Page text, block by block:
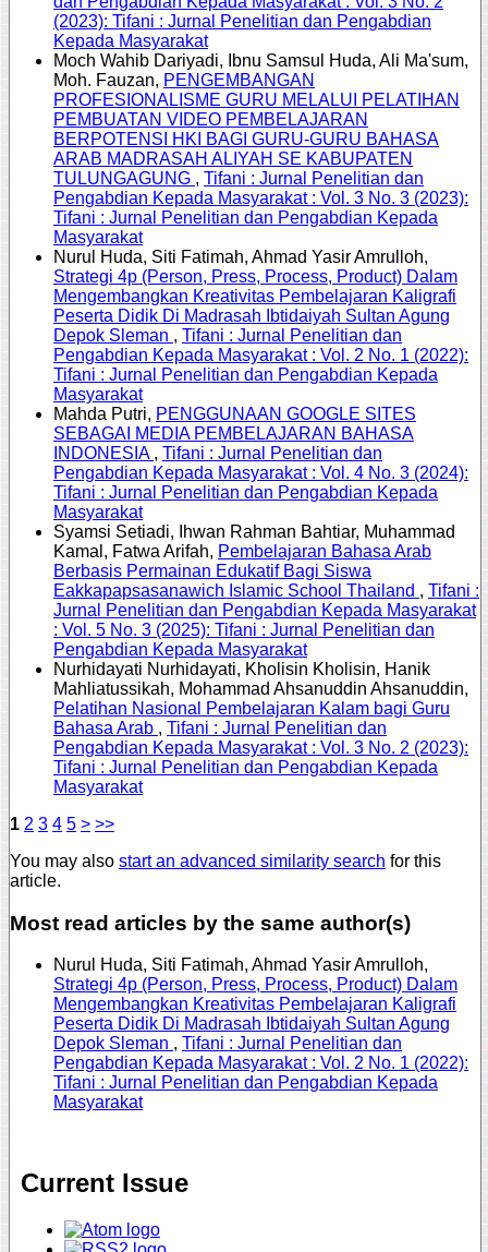
(2023): Tifani : Jurnal Penelitian dan Pengabdian
Kepada Masyarakat
Moch Wahib Dariyadi, Ibnu Samsul Huda, Ali Ma'sum,
Moh. Fauzan, PENGEMBANGAN
PROFESIONALISME GURU MELALUI PELATIHAN
PEMBUATAN VIDEO PEMBELAJARAN
BERPOTENSI HKI BAGI GURU-GURU BAHASA
ARAB MADRASAH ALIYAH SE KABUPATEN
TULUNGAGUNG , Tifani : Jurnal Penelitian dan
Pengabdian Kepada Masyarakat : Vol. 3 No. 3 (2023):
Tifani : Jurnal Penelitian dan Pengabdian Kepada
Masyarakat
Nurul Huda, Siti Fatimah, Ahmad Yasir Amrulloh,
Strategi 4p (Person, Press, Process, Product) Dalam
Mengembangkan Kreativitas Pembelajaran Kaligrafi
Peserta Didik Di Madrasah Ibtidaiyah Sultan Agung
Depok Sleman , Tifani : Jurnal Penelitian dan
Pengabdian Kepada Masyarakat : Vol. 2 No. 1 (2022):
Tifani : Jurnal Penelitian dan Pengabdian Kepada
Masyarakat
Mahda Putri, PENGGUNAAN GOOGLE SITES
SEBAGAI MEDIA PEMBELAJARAN BAHASA
INDONESIA , Tifani : Jurnal Penelitian dan
Pengabdian Kepada Masyarakat : Vol. 4 No. 3 (2024):
Tifani : Jurnal Penelitian dan Pengabdian Kepada
Masyarakat
Syamsi Setiadi, Ihwan Rahman Bahtiar, Muhammad
Kamal, Fatwa Arifah, Pembelajaran Bahasa Arab
Berbasis Permainan Edukatif Bagi Siswa
Eakkapapsasanawich Islamic School Thailand , Tifani :
Jurnal Penelitian dan Pengabdian Kepada Masyarakat
: Vol. 5 No. 3 (2025): Tifani : Jurnal Penelitian dan
Pengabdian Kepada Masyarakat
Nurhidayati Nurhidayati, Kholisin Kholisin, Hanik
Mahliatussikah, Mohammad Ahsanuddin Ahsanuddin,
Pelatihan Nasional Pembelajaran Kalam bagi Guru
Bahasa Arab , Tifani : Jurnal Penelitian dan
Pengabdian Kepada Masyarakat : Vol. 3 No. 2 (2023):
Tifani : Jurnal Penelitian dan Pengabdian Kepada
Masyarakat
1 2 3 4 5 > >>
You may also start an advanced similarity search for this
article.
Most read articles by the same author(s)
Nurul Huda, Siti Fatimah, Ahmad Yasir Amrulloh,
Strategi 4p (Person, Press, Process, Product) Dalam
Mengembangkan Kreativitas Pembelajaran Kaligrafi
Peserta Didik Di Madrasah Ibtidaiyah Sultan Agung
Depok Sleman , Tifani : Jurnal Penelitian dan
Pengabdian Kepada Masyarakat : Vol. 2 No. 1 (2022):
Tifani : Jurnal Penelitian dan Pengabdian Kepada
Masyarakat
Current Issue